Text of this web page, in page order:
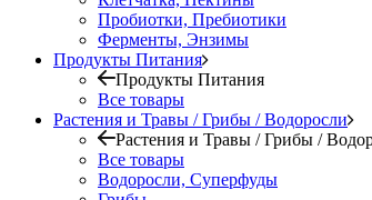
Пробиотки, Пребиотики
Ферменты, Энзимы
Продукты Питания
Продукты Питания
Все товары
Растения и Травы / Грибы / Водоросли
Растения и Травы / Грибы /
Все товары
Водоросли, Суперфуды